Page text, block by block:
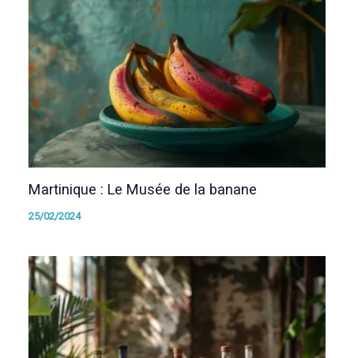
Martinique : Le Musée de la banane
25/02/2024